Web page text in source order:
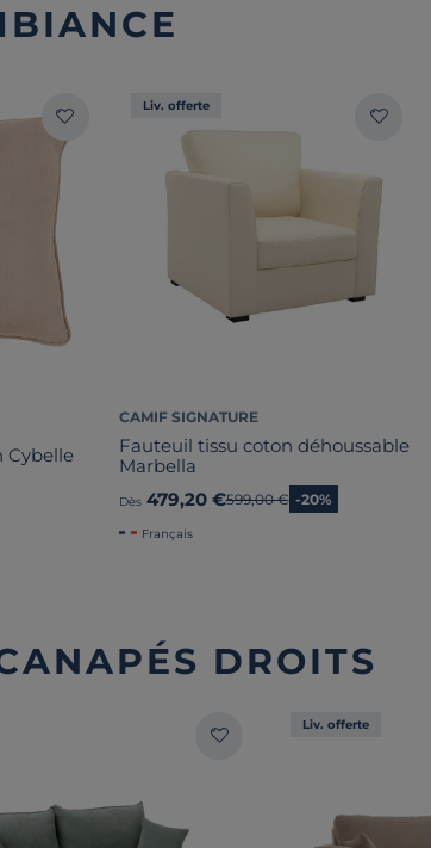
Cybelle
Liv. offerte
CAMIF SIGNATURE
Fauteuil tissu coton déhoussable
Marbella
Dès 479,20 €Ancien prix
599,00 € -20%
Français
DROITS
Liv. offerte